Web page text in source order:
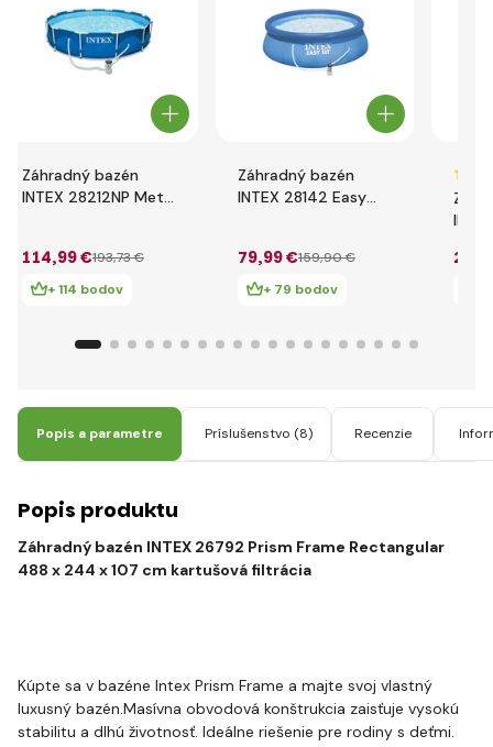
Záhradný bazén
INTEX 28212NP Metal
114,99 €193,73 €
+ 114 bodov
Záhradný bazén
INTEX 28142 Easy
79,99 €159,90 €
+ 79 bodov
s
298
Popis a parametre Príslušenstvo (8) Recenzie
Popis produktu
Záhradný bazén INTEX 26792 Prism Frame Rectangular
488 x 244 x 107 cm kartušová filtrácia
Kúpte sa v bazéne Intex Prism Frame a majte svoj vlastný
luxusný bazén.Masívna obvodová konštrukcia zaisťuje vysokú
stabilitu a dlhú životnosť. Ideálne riešenie pre rodiny s deťmi.